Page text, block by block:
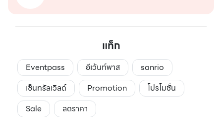
แท็ก
Eventpass อีเว้นท์พาส
sanrio
เซ็นทรัลเวิลด์
Promotion
โปรโมชั่น
Sale
ลดราคา